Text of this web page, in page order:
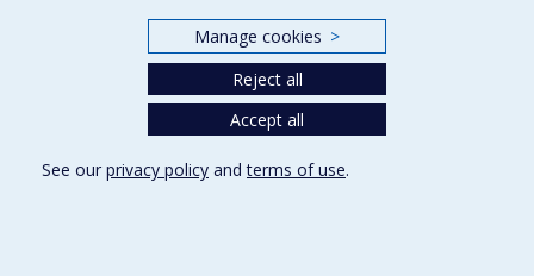
Manage cookies >
Reject all
Accept all
See our privacy policy andterms of use.